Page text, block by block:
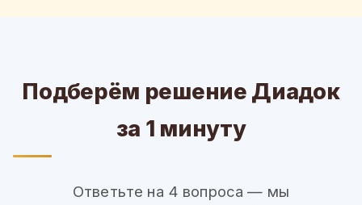
Подберём решение Диадок
за 1 минуту
Ответьте на 4 вопроса — мы